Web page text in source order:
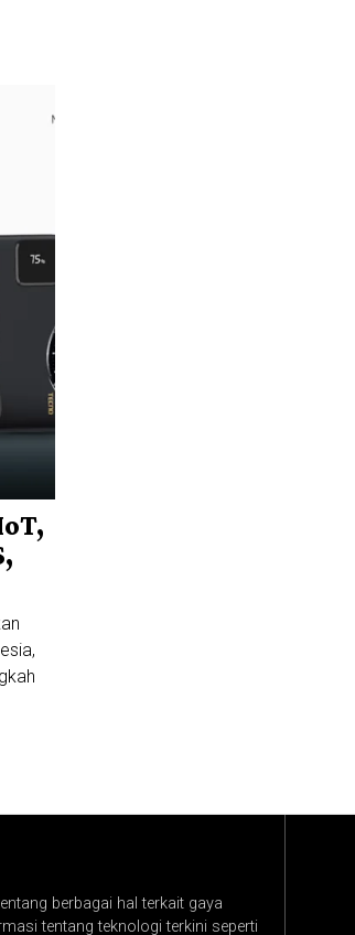
berbagai hal terkait gaya
tentang teknologi terkini seperti